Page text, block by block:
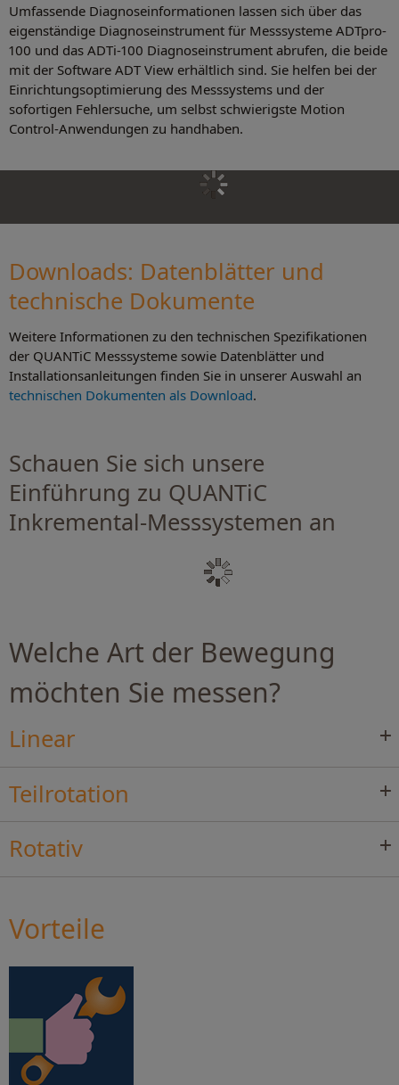
Umfassende Diagnoseinformationen lassen sich über das
eigenständige Diagnoseinstrument für Messsysteme ADTpro-
100 und das ADTi-100 Diagnoseinstrument abrufen, die beide
mit der Software ADT View erhältlich sind. Sie helfen bei der
Einrichtungsoptimierung des Messsystems und der
sofortigen Fehlersuche, um selbst schwierigste Motion
Control-Anwendungen zu handhaben.
Downloads: Datenblätter und
technische Dokumente
Weitere Informationen zu den technischen Spezifikationen
der QUANTiC Messsysteme sowie Datenblätter und
Installationsanleitungen finden Sie in unserer Auswahl an
technischen Dokumenten als Download.
Schauen Sie sich unsere
Einführung zu QUANTiC
Inkremental-Messsystemen an
Welche Art der Bewegung
möchten Sie messen?
Linear
Teilrotation
Rotativ
Vorteile